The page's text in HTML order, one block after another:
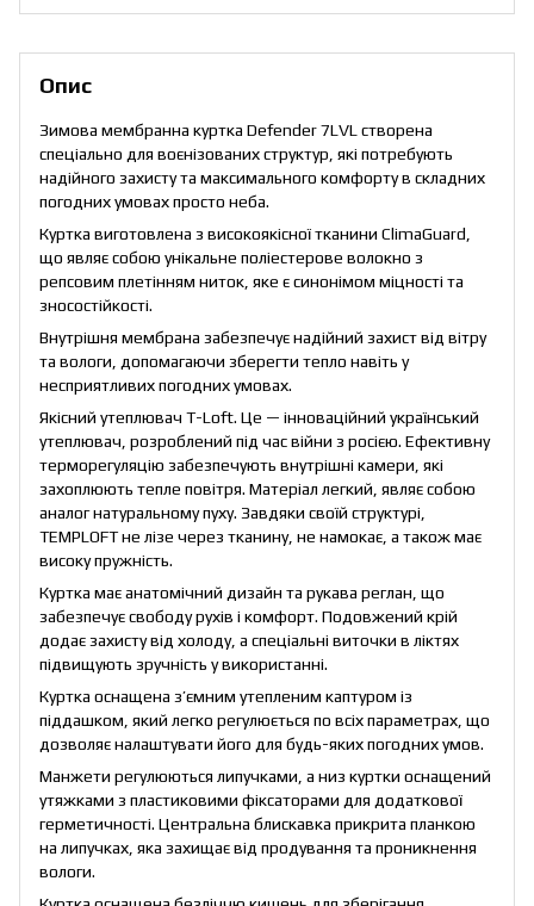
Опис
Зимова мембранна куртка Defender 7LVL створена
спеціально для воєнізованих структур, які потребують
надійного захисту та максимального комфорту в складних
погодних умовах просто неба.
Куртка виготовлена з високоякісної тканини ClimaGuard,
що являє собою унікальне поліестерове волокно з
репсовим плетінням ниток, яке є синонімом міцності та
зносостійкості.
Внутрішня мембрана забезпечує надійний захист від вітру
та вологи, допомагаючи зберегти тепло навіть у
несприятливих погодних умовах.
Якісний утеплювач T-Loft. Це — інноваційний український
утеплювач, розроблений під час війни з росією. Ефективну
терморегуляцію забезпечують внутрішні камери, які
захоплюють тепле повітря. Матеріал легкий, являє собою
аналог натуральному пуху. Завдяки своїй структурі,
TEMPLOFT не лізе через тканину, не намокає, а також має
високу пружність.
Куртка має анатомічний дизайн та рукава реглан, що
забезпечує свободу рухів і комфорт. Подовжений крій
додає захисту від холоду, а спеціальні виточки в ліктях
підвищують зручність у використанні.
Куртка оснащена з’ємним утепленим каптуром із
піддашком, який легко регулюється по всіх параметрах, що
дозволяє налаштувати його для будь-яких погодних умов.
Манжети регулюються липучками, а низ куртки оснащений
утяжками з пластиковими фіксаторами для додаткової
герметичності. Центральна блискавка прикрита планкою
на липучках, яка захищає від продування та проникнення
вологи.